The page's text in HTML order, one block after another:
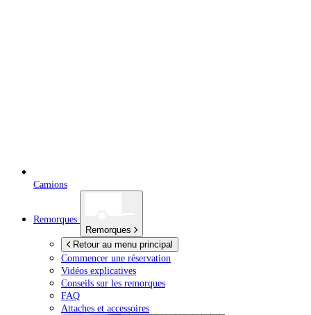
Camions
Remorques
Remorques
Retour au menu principal
Commencer une réservation
Vidéos explicatives
Conseils sur les remorques
FAQ
Attaches et accessoires